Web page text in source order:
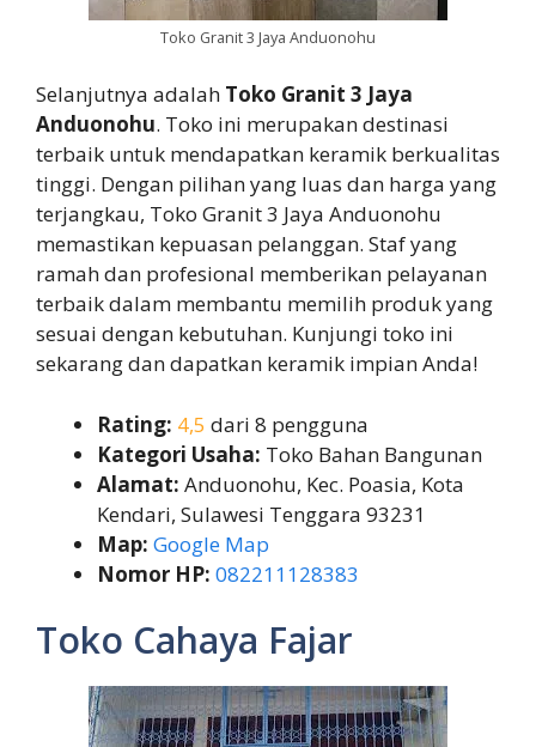
Toko Granit 3 Jaya Anduonohu
Selanjutnya adalah Toko Granit 3 Jaya
Anduonohu. Toko ini merupakan destinasi
terbaik untuk mendapatkan keramik berkualitas
tinggi. Dengan pilihan yang luas dan harga yang
terjangkau, Toko Granit 3 Jaya Anduonohu
memastikan kepuasan pelanggan. Staf yang
ramah dan profesional memberikan pelayanan
terbaik dalam membantu memilih produk yang
sesuai dengan kebutuhan. Kunjungi toko ini
sekarang dan dapatkan keramik impian Anda!
Rating: 4,5 dari 8 pengguna
Kategori Usaha: Toko Bahan Bangunan
Alamat: Anduonohu, Kec. Poasia, Kota
Kendari, Sulawesi Tenggara 93231
Map: Google Map
Nomor HP: 082211128383
Toko Cahaya Fajar